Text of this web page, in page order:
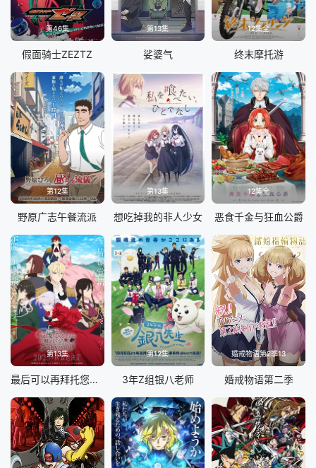
第46集
假面骑士ZEZTZ
第13集
娑婆气
12集全
终末摩托游
第12集
野原广志午餐流派
第13集
想吃掉我的非人少女
12集全
恶食千金与狂血公爵
第13集
最后可以再拜托您一件事吗
第12集
3年Z组银八老师
婚戒物语第2季13
婚戒物语第二季